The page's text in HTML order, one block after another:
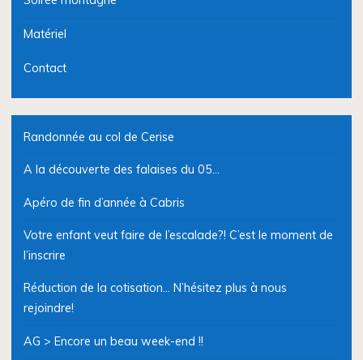
Matériel
Contact
Randonnée au col de Cerise
A la découverte des falaises du 05…
Apéro de fin d’année à Cabris
Votre enfant veut faire de l’escalade?! C’est le moment de
l’inscrire
Réduction de la cotisation… N’hésitez plus à nous
rejoindre!
AG > Encore un beau week-end !!